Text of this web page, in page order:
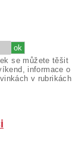
se můžete těšit
informace o
v rubrikách